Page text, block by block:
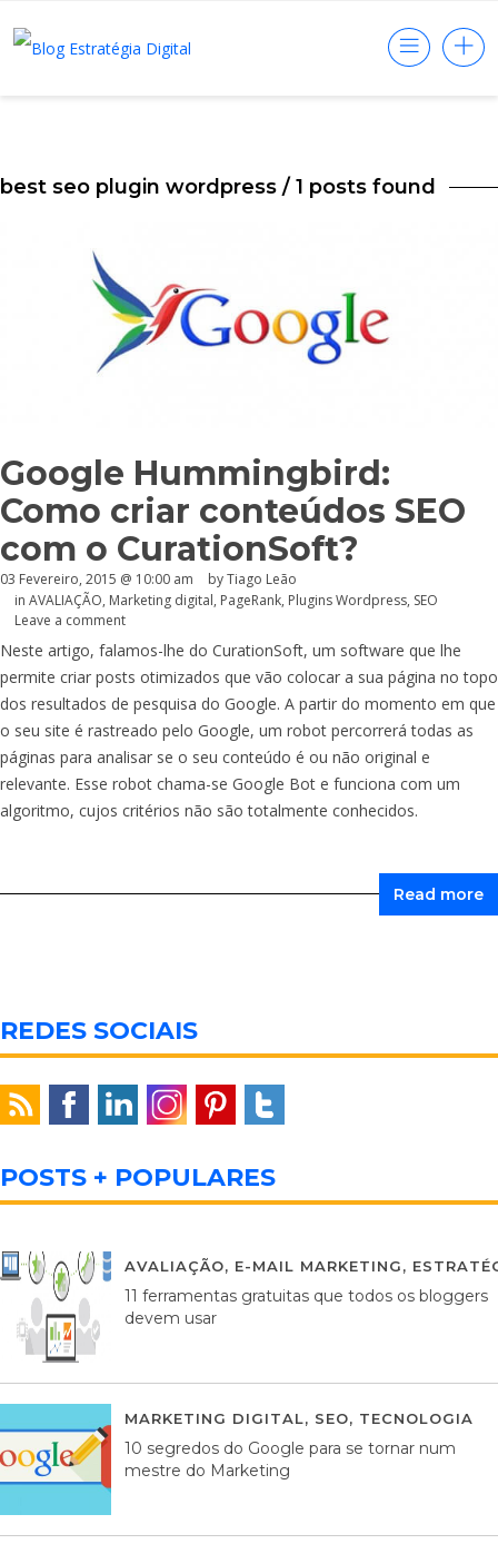
best seo plugin wordpress / 1 posts found
Google Hummingbird:
Como criar conteúdos SEO
com o CurationSoft?
03 Fevereiro, 2015 @ 10:00 am
by Tiago Leão
in AVALIAÇÃO, Marketing digital, PageRank, Plugins Wordpress, SEO
Leave a comment
Neste artigo, falamos-lhe do CurationSoft, um software que lhe
permite criar posts otimizados que vão colocar a sua página no topo
dos resultados de pesquisa do Google. A partir do momento em que
o seu site é rastreado pelo Google, um robot percorrerá todas as
páginas para analisar se o seu conteúdo é ou não original e
relevante. Esse robot chama-se Google Bot e funciona com um
algoritmo, cujos critérios não são totalmente conhecidos.
Read more
REDES SOCIAIS
POSTS + POPULARES
AVALIAÇÃO, E-MAIL MARKETING,
11 ferramentas gratuitas que todos os bloggers
devem usar
MARKETING DIGITAL, SEO, TECNOLOGIA
10 segredos do Google para se tornar num
mestre do Marketing